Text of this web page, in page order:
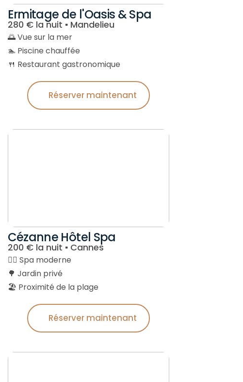
Ermitage de l'Oasis & Spa
280 € la nuit ▪︎ Mandelieu
🌅 Vue sur la mer
🏊 Piscine chauffée
🍴 Restaurant gastronomique
Réserver maintenant
Cézanne Hôtel Spa
200 € la nuit ▪︎ Cannes
🧖‍♂️ Spa moderne
🌳 Jardin privé
🏖 Proximité de la plage
Réserver maintenant